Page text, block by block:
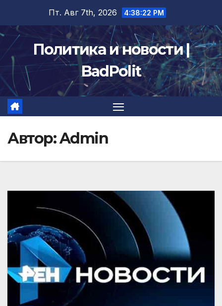
содержимому
Пт. Авг 7th, 2026 4:38:24 PM
Политика и новости |
BadPolit
Автор:Admin